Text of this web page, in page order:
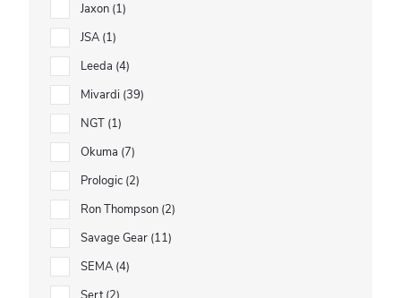
Jaxon 1
JSA 1
Leeda 4
Mivardi 39
NGT 1
Okuma 7
Prologic 2
Ron Thompson 2
Savage Gear 11
SEMA 4